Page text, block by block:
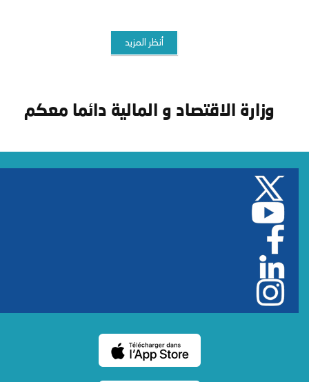
أنظر المزيد
وزارة الاقتصاد و المالية دائما معكم